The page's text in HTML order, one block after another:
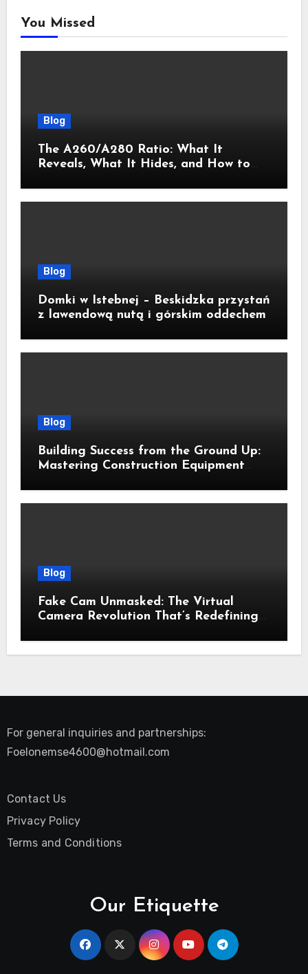
You Missed
Blog
The A260/A280 Ratio: What It
Reveals, What It Hides, and How to
Blog
Domki w Istebnej – Beskidzka przystań
z lawendową nutą i górskim oddechem
Blog
Building Success from the Ground Up:
Mastering Construction Equipment
Blog
Fake Cam Unmasked: The Virtual
Camera Revolution That’s Redefining
For general inquiries and partnerships:
Foelonemse4600@hotmail.com
Contact Us
Privacy Policy
Terms and Conditions
Our Etiquette